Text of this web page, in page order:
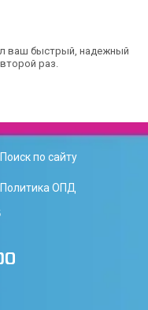
ваш быстрый, надежный
раз.
Поиск по сайту
Политика ОПД